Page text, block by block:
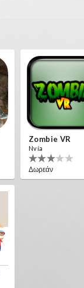
Zombie VR
Nvía
Δωρεάν